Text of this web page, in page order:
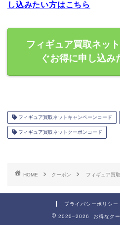
し込みたい方はこちら
フィギュア買取ネッ
ぐお得に申し込み
フィギュア買取ネットキャンペーンコード
フィギュア買取ネットクーポンコード
HOME クーポン フィギュア買
プライバシーポリシー
2020–2026 お得なクー